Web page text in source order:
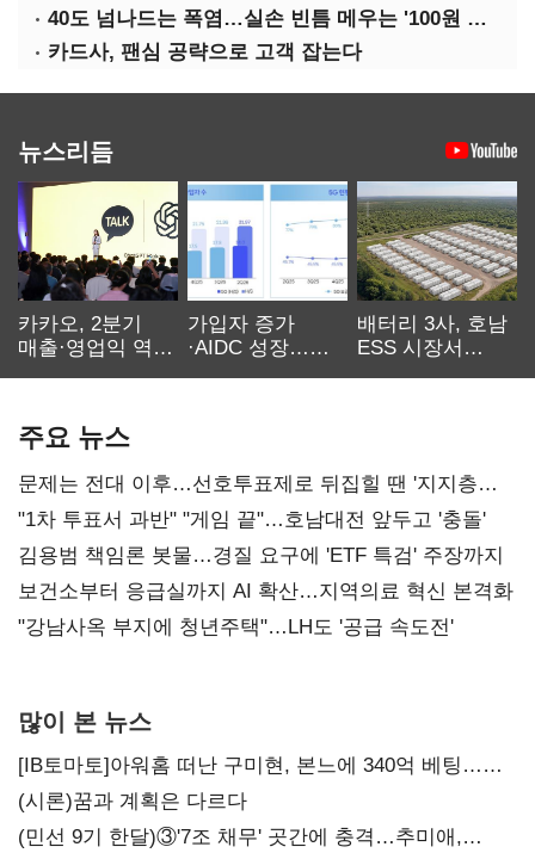
40도 넘나드는 폭염…실손 빈틈 메우는 '100원 미니보험'
카드사, 팬심 공략으로 고객 잡는다
뉴스리듬
카카오, 2분기
매출·영업익 역대
가입자 증가
·AIDC 성장…
배터리 3사, 호남
ESS 시장서
주요 뉴스
문제는 전대 이후…선호투표제로 뒤집힐 땐 '지지층
불복'
"1차 투표서 과반" "게임 끝"…호남대전 앞두고 '충돌'
김용범 책임론 봇물…경질 요구에 'ETF 특검' 주장까지
보건소부터 응급실까지 AI 확산…지역의료 혁신 본격화
"강남사옥 부지에 청년주택"…LH도 '공급 속도전'
많이 본 뉴스
[IB토마토]아워홈 떠난 구미현, 본느에 340억 베팅…
가족 지배체제 구축
(시론)꿈과 계획은 다르다
(민선 9기 한달)③'7조 채무' 곳간에 충격…추미애,